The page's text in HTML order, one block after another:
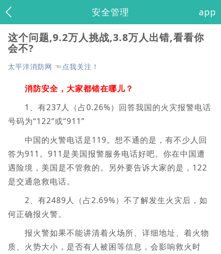
安全管理 app
这个问题,9.2万人挑战,3.8万人出错,看看你
会不?
太平洋消防网 ☜点我关注！
消防安全，大家都错在哪儿？
1、有237人（占0.26%）回答我国的火灾报警电话
号码为“122”或“911”
中国的火警电话是119。想不通的是，有不少人回
答为911。911是美国报警服务电话好吧。你在中国遭
遇险境，美国是不管救的。另外要告诉大家的是，122
是交通急救电话。
2、有2489人（占2.69%）不了解发生火灾后，如
何正确报火警。
报火警如果不能讲清着火场所、详细地址、着火物
质、火势大小，是否有人被困等信息，会影响救火时